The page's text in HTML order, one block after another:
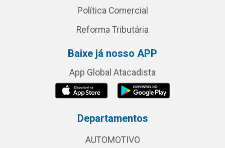
Política Comercial
Reforma Tributária
Baixe já nosso APP
App Global Atacadista
Departamentos
AUTOMOTIVO